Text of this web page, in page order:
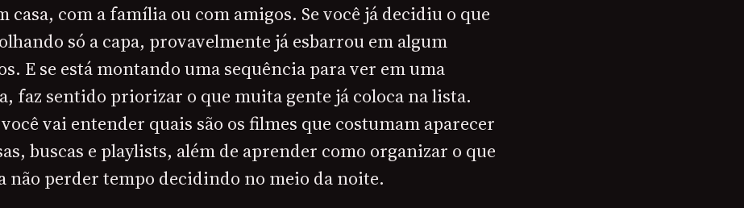
casa, com a família ou com amigos. Se você já decidiu o que
só a capa, provavelmente já esbarrou em algum
E se está montando uma sequência para ver em uma
faz sentido priorizar o que muita gente já coloca na lista.
vai entender quais são os filmes que costumam aparecer
buscas e playlists, além de aprender como organizar o que
não perder tempo decidindo no meio da noite.